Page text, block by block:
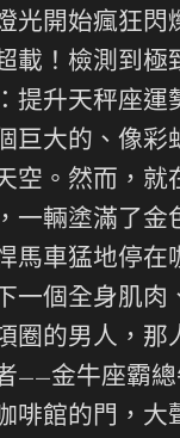
光開始瘋狂閃
載！檢測到極
提升天秤座運
巨大的、像彩
空。然而，就
一輛塗滿了金
馬車猛地停在
一個全身肌肉
圈的男人，那
——金牛座霸
啡館的門，大